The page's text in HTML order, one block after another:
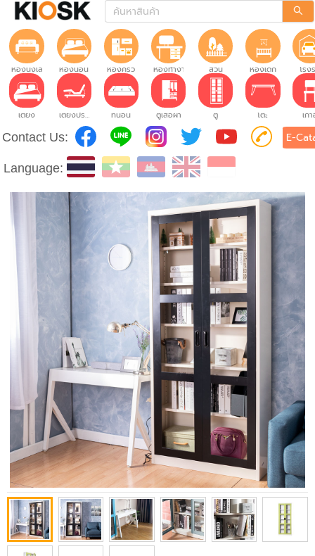
ห้องนั่งเล่น ห้องนอน ห้องครัว ห้องทำงาน สวน ห้องเด็ก โรง
เตียง เตียงปรับระดับ ที่นอน ตู้เสื้อผ้า ตู้ โต๊ะ เก้
Contact Us: E-
Language: